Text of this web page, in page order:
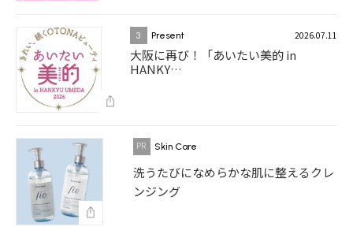
3 Present 2026.07.11
大阪に再び！「あいたい美的 in
HANKY…
Skin Care
洗うたびになめらかな肌に整えるクレ
ンジング